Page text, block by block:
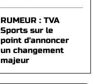
RUMEUR : TVA
Sports sur le
point d'annoncer
un changement
majeur